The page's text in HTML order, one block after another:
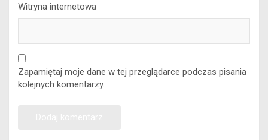
Witryna internetowa
Zapamiętaj moje dane w tej przeglądarce podczas pisania
kolejnych komentarzy.